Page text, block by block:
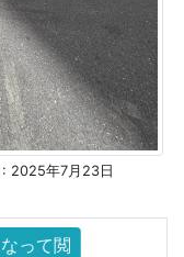
2025年7月23日
築工事
って閲